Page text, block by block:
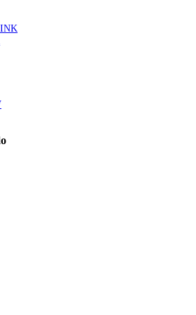
doentes durante meses à espera da
ser muito mais rápido e fácil”, criticou
em cada dez doentes com enfarte
níveis elevados de Lp(a), revela estudo
para primeira linha no cancro da
metastático em doentes não